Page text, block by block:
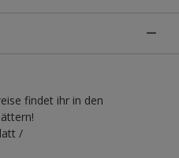
findet ihr in den
/